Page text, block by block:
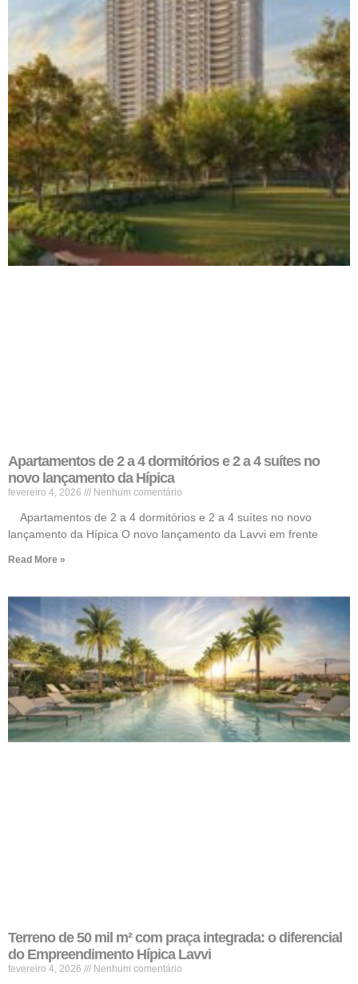
Apartamentos de 2 a 4 dormitórios e 2 a 4 suítes no
novo lançamento da Hípica
fevereiro 4, 2026 Nenhum comentário
Apartamentos de 2 a 4 dormitórios e 2 a 4 suítes no novo
lançamento da Hípica O novo lançamento da Lavvi em frente
Read More »
Terreno de 50 mil m² com praça integrada: o diferencial
do Empreendimento Hípica Lavvi
fevereiro 4, 2026 Nenhum comentário